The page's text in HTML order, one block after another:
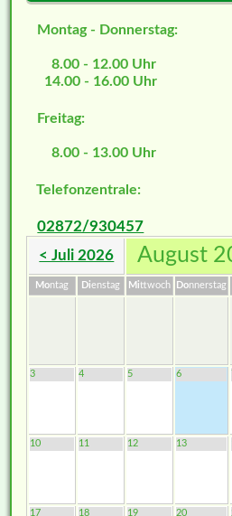
Montag - Donnerstag:
8.00 - 12.00 Uhr
14.00 - 16.00 Uhr
Freitag:
8.00 - 13.00 Uhr
Telefonzentrale:
02872/930457
< Juli 2026 August
Montag Dienstag Mittwoch Donnerstag
3 4 5 6
10 11 12 13
17 18 19 20